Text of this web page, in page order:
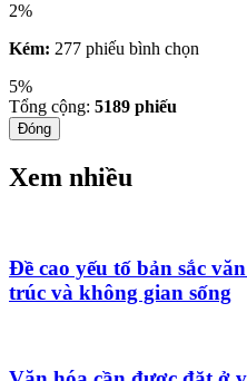
2%
Kém: 277 phiếu bình chọn
5%
Tổng cộng: 5189 phiếu
Đóng
Xem nhiều
Đề cao yếu tố bản sắc
trúc và không gian sống